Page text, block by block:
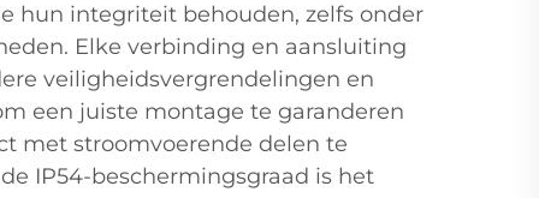
hun integriteit behouden, zelfs onder
Elke verbinding en aansluiting
veiligheidsvergrendelingen en
een juiste montage te garanderen
met stroomvoerende delen te
IP54-beschermingsgraad is het